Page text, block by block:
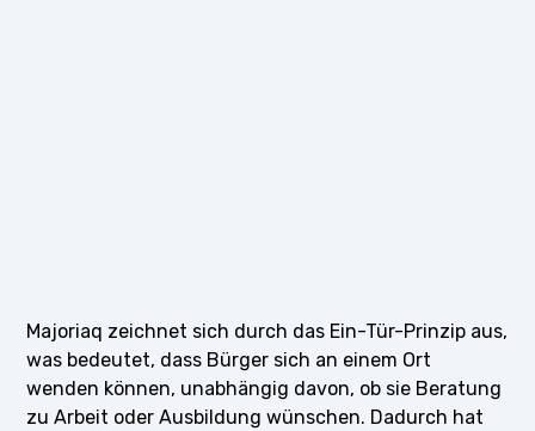
Majoriaq zeichnet sich durch das Ein-Tür-Prinzip aus,
was bedeutet, dass Bürger sich an einem Ort
wenden können, unabhängig davon, ob sie Beratung
zu Arbeit oder Ausbildung wünschen. Dadurch hat